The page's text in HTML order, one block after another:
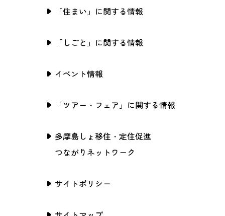
「住まい」に関する情報
「しごと」に関する情報
イベント情報
「ツアー・フェア」に関する情報
多摩島しょ移住・定住促進
つながりネットワーク
サイトポリシー